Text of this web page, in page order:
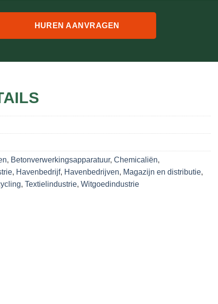
HUREN AANVRAGEN
, Betonverwerkingsapparatuur, Chemicaliën,
, Havenbedrijf, Havenbedrijven, Magazijn en distributie,
, Textielindustrie, Witgoedindustrie